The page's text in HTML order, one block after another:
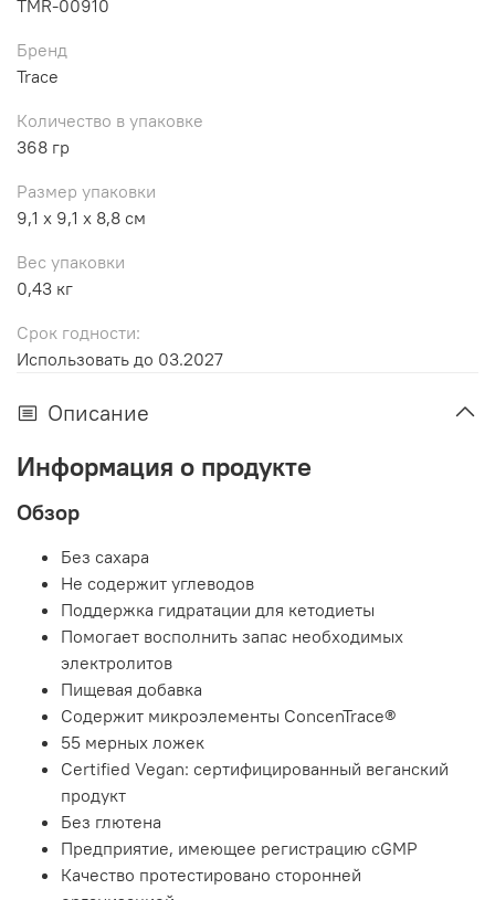
TMR-00910
Бренд
Trace
Количество в упаковке
368 гр
Размер упаковки
9,1 x 9,1 x 8,8 см
Вес упаковки
0,43 кг
Срок годности:
Использовать до 03.2027
Описание
Информация о продукте
Обзор
Без сахара
Не содержит углеводов
Поддержка гидратации для кетодиеты
Помогает восполнить запас необходимых
электролитов
Пищевая добавка
Содержит микроэлементы ConcenTrace®
55 мерных ложек
Certified Vegan: сертифицированный веганский
продукт
Без глютена
Предприятие, имеющее регистрацию cGMP
Качество протестировано сторонней